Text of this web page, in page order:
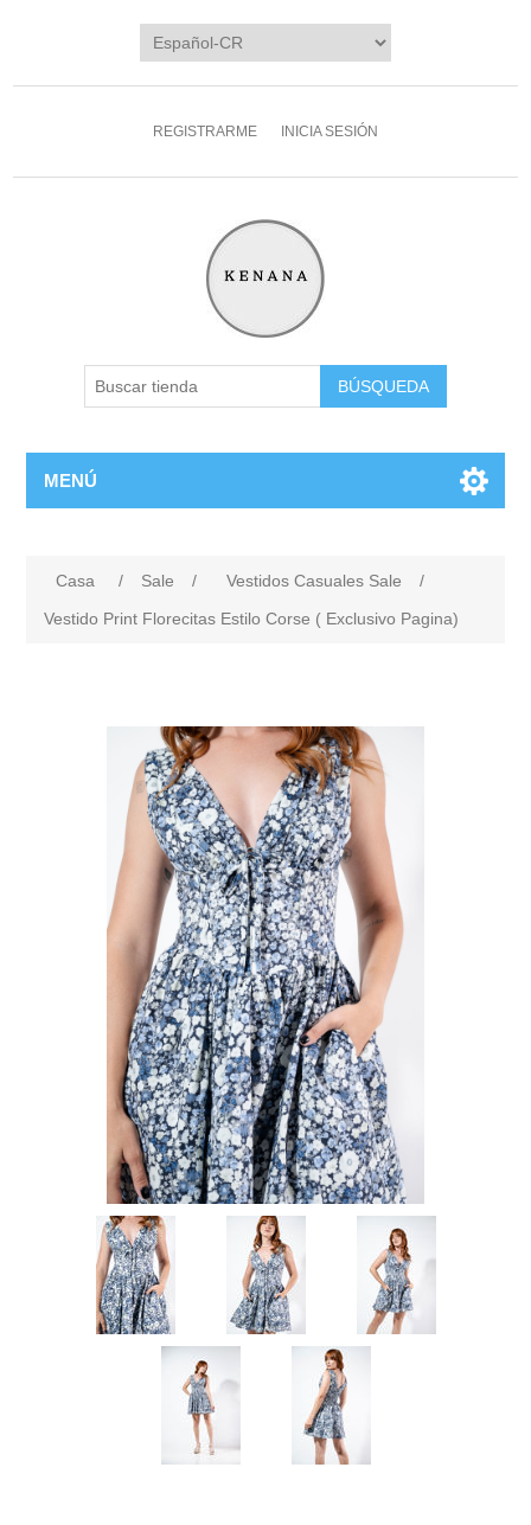
REGISTRARME INICIA SESIÓN
MENÚ
Casa / Sale / Vestidos Casuales Sale
/
Vestido Print Florecitas Estilo Corse ( Exclusivo Pagina)